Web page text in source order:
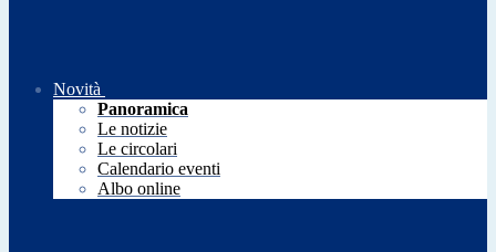
Novità
Panoramica
Le notizie
Le circolari
Calendario eventi
Albo online